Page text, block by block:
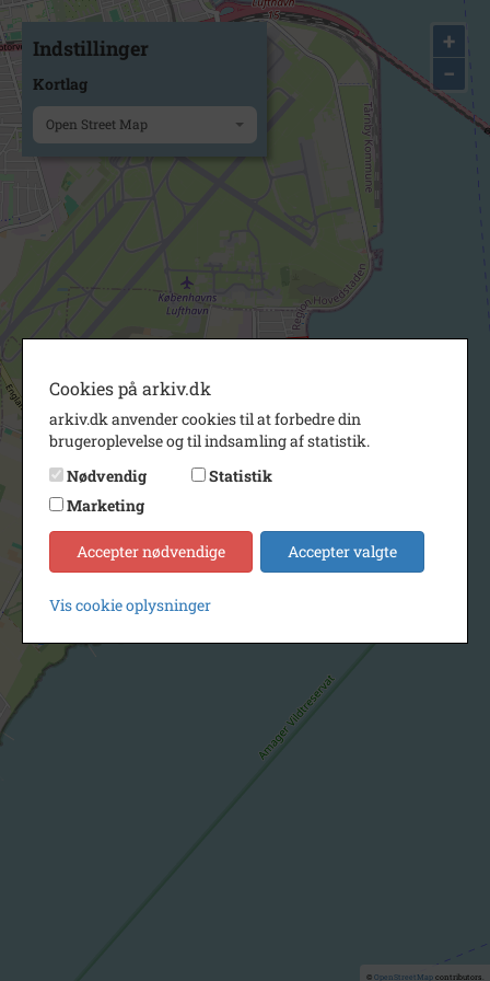
+
−
© OpenStreetMapcontributors.
Indstillinger
Kortlag
Open Street Map
Cookies på arkiv.dk
arkiv.dk anvender cookies til at forbedre din
brugeroplevelse og til indsamling af statistik.
Nødvendig
Statistik
Marketing
Accepter nødvendige Accepter valgte
Vis cookie oplysninger